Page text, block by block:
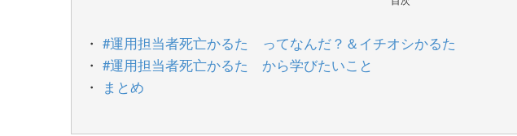
#運用担当者死亡かるた ってなんだ？＆イチオシかるた
#運用担当者死亡かるた から学びたいこと
まとめ